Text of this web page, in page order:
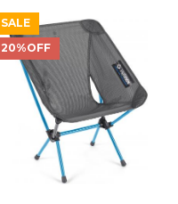
40% Off 40% Off 40% Off
40% Off 40% Off 40% Off
SALE
20%OFF